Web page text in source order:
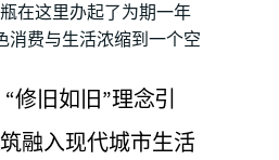
在这里办起了为期一年
消费与生活浓缩到一个空
修旧如旧”理念引
融入现代城市生活